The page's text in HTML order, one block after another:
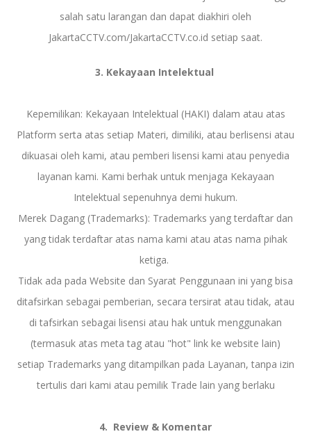
salah satu larangan dan dapat diakhiri oleh
JakartaCCTV.com/JakartaCCTV.co.id setiap saat.
3. Kekayaan Intelektual
Kepemilikan: Kekayaan Intelektual (HAKI) dalam atau atas
Platform serta atas setiap Materi, dimiliki, atau berlisensi atau
dikuasai oleh kami, atau pemberi lisensi kami atau penyedia
layanan kami. Kami berhak untuk menjaga Kekayaan
Intelektual sepenuhnya demi hukum.
Merek Dagang (Trademarks): Trademarks yang terdaftar dan
yang tidak terdaftar atas nama kami atau atas nama pihak
ketiga.
Tidak ada pada Website dan Syarat Penggunaan ini yang bisa
ditafsirkan sebagai pemberian, secara tersirat atau tidak, atau
di tafsirkan sebagai lisensi atau hak untuk menggunakan
(termasuk atas meta tag atau "hot" link ke website lain)
setiap Trademarks yang ditampilkan pada Layanan, tanpa izin
tertulis dari kami atau pemilik Trade lain yang berlaku
4. Review & Komentar